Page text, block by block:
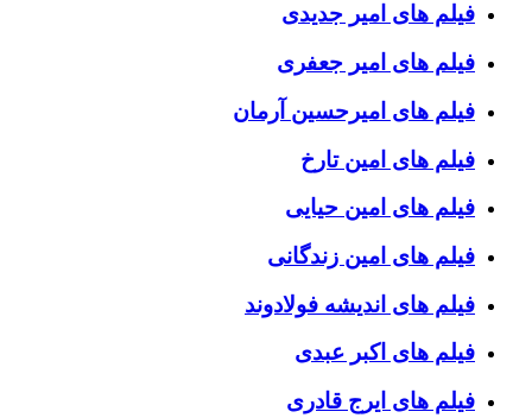
فیلم های امیر جدیدی
فیلم های امیر جعفری
فیلم های امیرحسین آرمان
فیلم های امین تارخ
فیلم های امین حیایی
فیلم های امین زندگانی
فیلم های اندیشه فولادوند
فیلم های اکبر عبدی
فیلم های ایرج قادری